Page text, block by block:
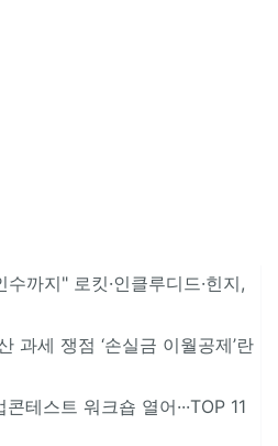
까지" 로킷·인클루디드·힌지,
과세 쟁점 ‘손실금 이월공제’란
테스트 워크숍 열어···TOP 11